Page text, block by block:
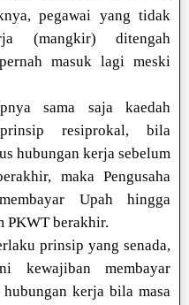
pegawai yang tidak
(mangkir) ditengah
masuk lagi meski
sama saja kaedah
resiprokal, bila
hubungan kerja sebelum
maka Pengusaha
Upah hingga
PKWT berakhir.
prinsip yang senada,
kewajiban membayar
hubungan kerja bila masa